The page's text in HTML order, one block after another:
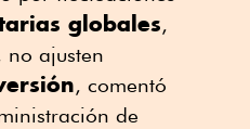
globales,
no ajusten
, comentó
de